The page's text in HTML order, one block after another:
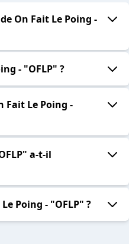
On Fait Le Poing -
- "OFLP" ?
Fait Le Poing -
a-t-il
Poing - "OFLP" ?